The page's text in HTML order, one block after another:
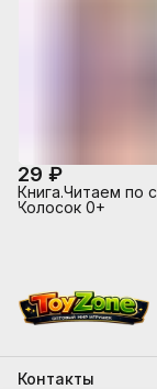
29 ₽
Книга.Читаем по
Колосок 0+
Контакты